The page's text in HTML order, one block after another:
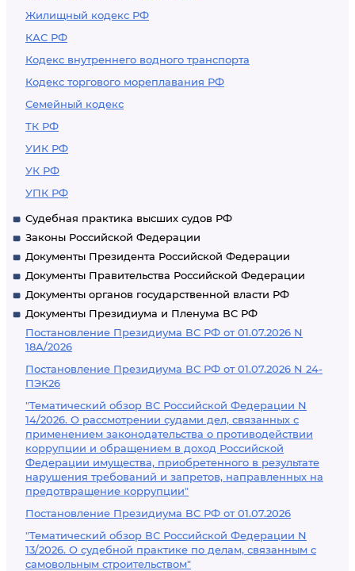
Жилищный кодекс РФ
КАС РФ
Кодекс внутреннего водного транспорта
Кодекс торгового мореплавания РФ
Семейный кодекс
ТК РФ
УИК РФ
УК РФ
УПК РФ
Судебная практика высших судов РФ
Законы Российской Федерации
Документы Президента Российской Федерации
Документы Правительства Российской Федерации
Документы органов государственной власти РФ
Документы Президиума и Пленума ВС РФ
Постановление Президиума ВС РФ от 01.07.2026 N
18А/2026
Постановление Президиума ВС РФ от 01.07.2026 N 24-
ПЭК26
"Тематический обзор ВС Российской Федерации N
14/2026. О рассмотрении судами дел, связанных с
применением законодательства о противодействии
коррупции и обращением в доход Российской
Федерации имущества, приобретенного в результате
нарушения требований и запретов, направленных на
предотвращение коррупции"
Постановление Президиума ВС РФ от 01.07.2026
"Тематический обзор ВС Российской Федерации N
13/2026. О судебной практике по делам, связанным с
самовольным строительством"